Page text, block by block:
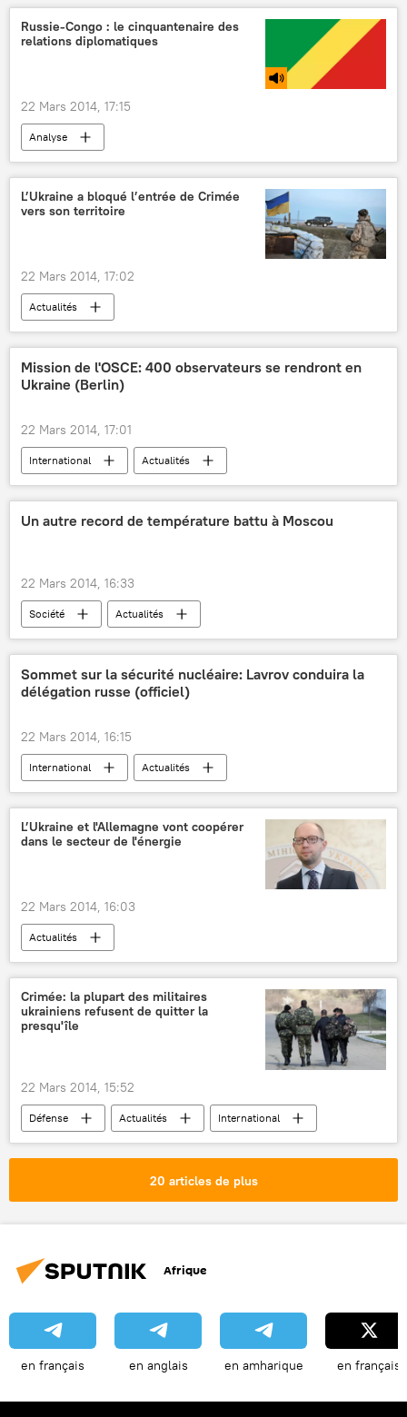
Russie-Congo : le cinquantenaire des
relations diplomatiques
22 Mars 2014, 17:15
Analyse
L’Ukraine a bloqué l’entrée de Crimée
vers son territoire
22 Mars 2014, 17:02
Actualités
Mission de l'OSCE: 400 observateurs se rendront en
Ukraine (Berlin)
22 Mars 2014, 17:01
International
Actualités
Règlement de la situation en Ukraine (2014)
Un autre record de température battu à Moscou
22 Mars 2014, 16:33
Société Actualités
Sommet sur la sécurité nucléaire: Lavrov conduira la
délégation russe (officiel)
22 Mars 2014, 16:15
International Actualités
L’Ukraine et l'Allemagne vont coopérer
dans le secteur de l'énergie
22 Mars 2014, 16:03
Actualités
Crimée: la plupart des militaires
ukrainiens refusent de quitter la
presqu'île
22 Mars 2014, 15:52
Défense Actualités
International
référendum en Crimée (2014)
20 articles de plus
Afrique
en français en anglais en amharique en français